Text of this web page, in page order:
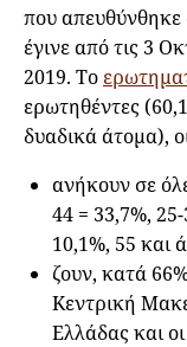
που απευθύνθηκε
έγινε από τις 3
2019. Το
ερωτηθέντες
δυαδικά άτομα),
ανήκουν σε
44 = 33,7%,
10,1%, 55 και
ζουν, κατά
Κεντρική
Ελλάδας και